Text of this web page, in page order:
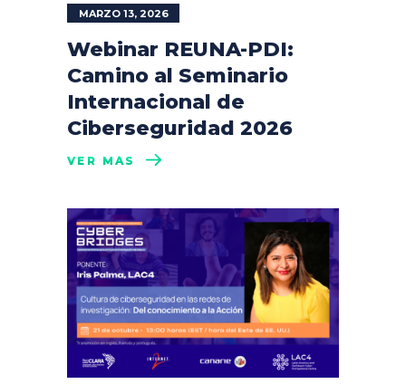
MARZO 13, 2026
Webinar REUNA-PDI:
Camino al Seminario
Internacional de
Ciberseguridad 2026
VER MÁS